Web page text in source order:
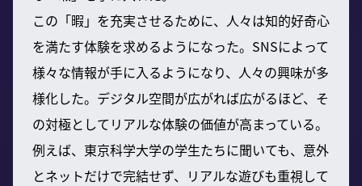
この「暇」を充実させるために、人々は知的好奇心
を満たす体験を求めるようになった。SNSによって
様々な情報が手に入るようになり、人々の興味が多
様化した。デジタル空間が広がれば広がるほど、そ
の対極としてリアルな体験の価値が高まっている。
例えば、東京科学大学の学生たちに聞いても、意外
とネットだけで完結せず、リアルな遊びも重視して